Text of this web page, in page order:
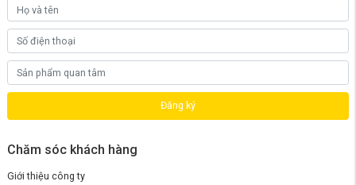
Flagship 12000Pa cung cấp lực hút siêu mạnh, loại bỏ mạnh mẽ bụi
bẩn cứng đầu. Từ đó cho tốc độ quạt tối đa 48000 vòng/phút, mang lại
sức hút hút bụi mạnh mẽ để nhanh chóng hút tóc, các hạt, mảnh vụn,
bụi bẩn và rác thải hàng ngày khác.
Đăng ký
Chăm sóc khách hàng
Giới thiệu công ty